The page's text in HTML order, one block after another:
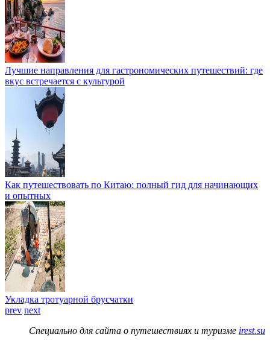
Лучшие направления для гастрономических путешествий: где
вкус встречается с культурой
Как путешествовать по Китаю: полный гид для начинающих
и опытных
Укладка тротуарной брусчатки
prev next
Специально для сайта о путешествиях и туризме irest.su